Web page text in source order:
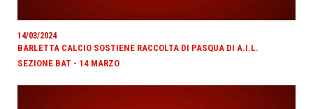
14/03/2024
BARLETTA CALCIO SOSTIENE RACCOLTA DI PASQUA DI A.I.L.
SEZIONE BAT - 14 MARZO